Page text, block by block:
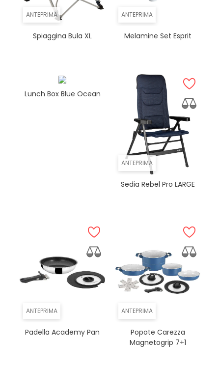
ANTEPRIMA
Spiaggina Bula XL
ANTEPRIMA
Melamine Set Esprit
Lunch Box Blue Ocean
ANTEPRIMA
Sedia Rebel Pro LARGE
ANTEPRIMA
Padella Academy Pan
ANTEPRIMA
Popote Carezza
Magnetogrip 7+1